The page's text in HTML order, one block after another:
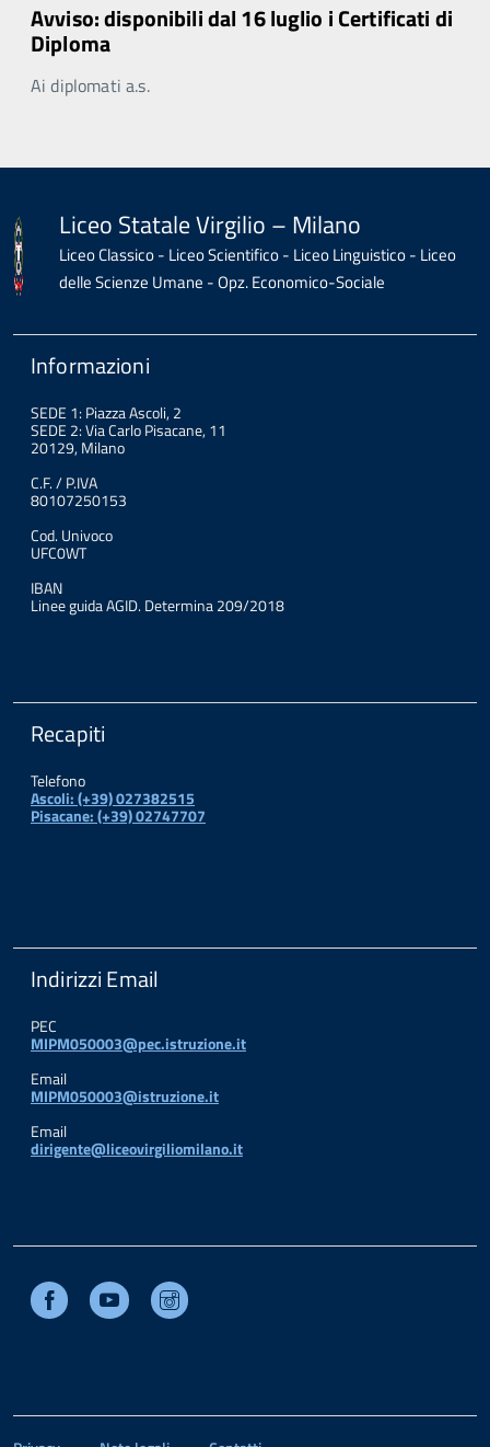
Avviso: disponibili dal 16 luglio i Certificati di
Diploma
Ai diplomati a.s.
Liceo Statale Virgilio – Milano
Liceo Classico - Liceo Scientifico - Liceo Linguistico - Liceo
delle Scienze Umane - Opz. Economico-Sociale
Informazioni
SEDE 1: Piazza Ascoli, 2
SEDE 2: Via Carlo Pisacane, 11
20129, Milano
C.F. / P.IVA
80107250153
Cod. Univoco
UFC0WT
IBAN
Linee guida AGID. Determina 209/2018
Recapiti
Telefono
Ascoli: (+39) 027382515
Pisacane: (+39) 02747707
Indirizzi Email
PEC
MIPM050003@pec.istruzione.it
Email
MIPM050003@istruzione.it
Email
dirigente@liceovirgiliomilano.it
Facebook Youtube